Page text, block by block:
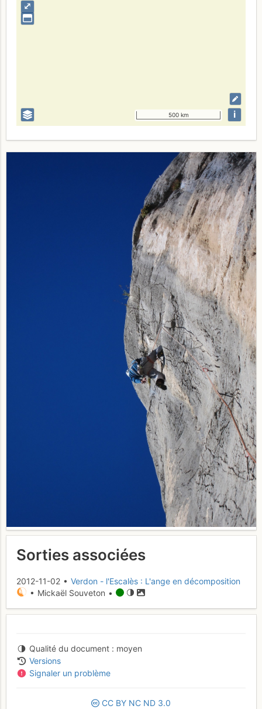
⤢
500 km i
Sorties associées
2012-11-02 • Verdon - l'Escalès : L'ange en décomposition
• Mickaël Souveton •
Qualité du document
moyen
Versions
Signaler un problème
CC BY NC ND 3.0